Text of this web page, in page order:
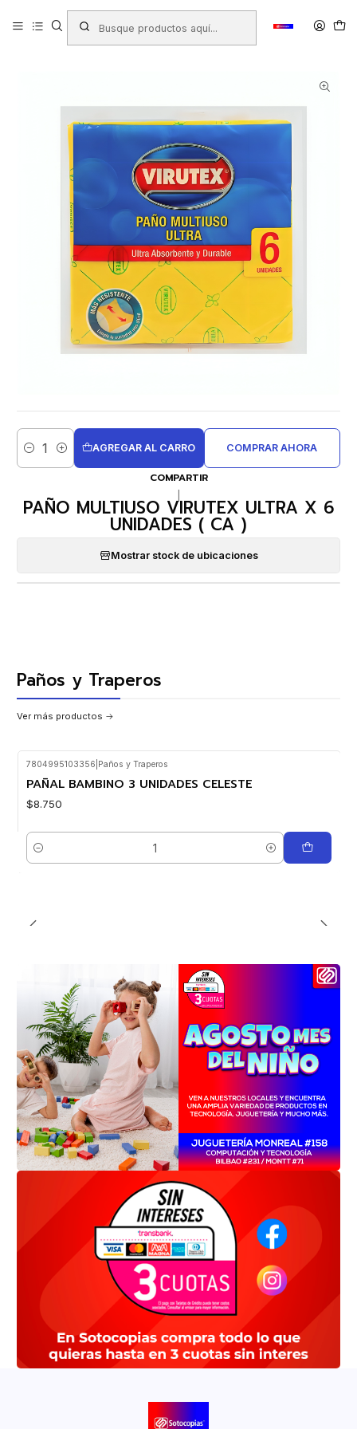
Productos ASEO HOGAR Paños y Traperos
PAÑO MULTIUSO VIRUTEX ULTRA X 6 UNIDADES ( CA )
Cantidad
AGREGAR AL CARRO COMPRAR AHORA
COMPARTIR
PAÑO MULTIUSO VIRUTEX ULTRA X 6
UNIDADES ( CA )
Mostrar stock de ubicaciones
Paños y Traperos
Ver más productos
7804995103356 Paños y Traperos
PAÑAL BAMBINO 3 UNIDADES CELESTE
$8.750
Cantidad